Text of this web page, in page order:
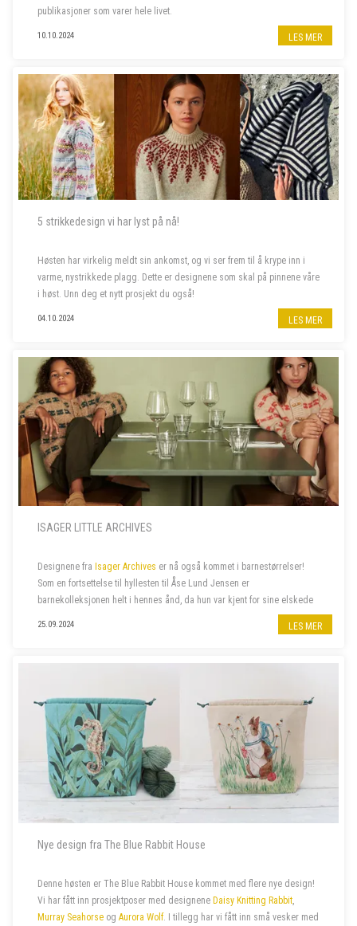
publikasjoner som varer hele livet.
10.10.2024 LES MER
5 strikkedesign vi har lyst på nå!
Høsten har virkelig meldt sin ankomst, og vi ser frem til å krype inn i
varme, nystrikkede plagg. Dette er designene som skal på pinnene våre
i høst. Unn deg et nytt prosjekt du også!
04.10.2024 LES MER
ISAGER LITTLE ARCHIVES
Designene fra Isager Archives er nå også kommet i barnestørrelser!
Som en fortsettelse til hyllesten til Åse Lund Jensen er
barnekolleksjonen helt i hennes ånd, da hun var kjent for sine elskede
25.09.2024 LES MER
Nye design fra The Blue Rabbit House
Denne høsten er The Blue Rabbit House kommet med flere nye design!
Vi har fått inn prosjektposer med designene Daisy Knitting Rabbit,
Murray Seahorse og Aurora Wolf. I tillegg har vi fått inn små vesker med